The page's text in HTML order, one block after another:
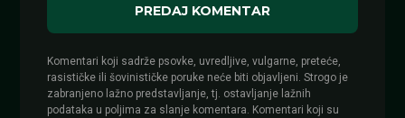
Komentari koji sadrže psovke, uvredljive, vulgarne, preteće,
rasističke ili šovinističke poruke neće biti objavljeni. Strogo je
zabranjeno lažno predstavljanje, tj. ostavljanje lažnih
podataka u poljima za slanje komentara. Komentari koji su